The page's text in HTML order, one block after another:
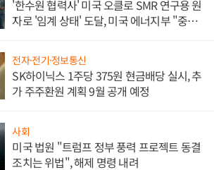
'한수원 협력사' 미국 오클로 SMR 연구용 원
자로 '임계 상태' 도달, 미국 에너지부 "중요
전자·전기·정보통신
SK하이닉스 1주당 375원 현금배당 실시, 추
가 주주환원 계획 9월 공개 예정
사회
미국 법원 "트럼프 정부 풍력 프로젝트 동결
조치는 위법", 해제 명령 내려